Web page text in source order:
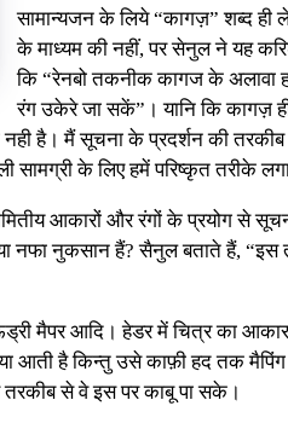
सामान्यजन के लिये “कागज़” शब्द
के माध्यम की नहीं, पर सेनुल ने यह
कि “रेनबो तकनीक कागज के अलावा
रंग उकेरे जा सकें”। यानि कि कागज़
है। मैं सूचना के प्रदर्शन की
सामग्री के लिए हमें परिष्कृत तरीके
आकारों और रंगों के प्रयोग से
नफा नुकसान हैं? सैनुल बताते हैं,
मैपर आदि। हेडर में चित्र का
आती है किन्तु उसे काफ़ी हद तक
से वे इस पर काबू पा सके।